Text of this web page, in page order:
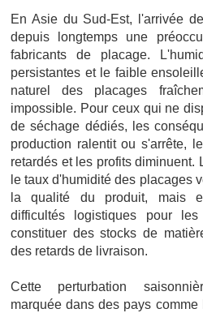
En Asie du Sud-Est, l'arrivée
depuis longtemps une
fabricants de placage.
persistantes et le faible
naturel des placages
impossible. Pour ceux qui ne
de séchage dédiés, les
production ralentit ou s'arrête,
retardés et les profits diminuent.
le taux d'humidité des placages
la qualité du produit, mais
difficultés logistiques pour
constituer des stocks de
des retards de livraison.
Cette perturbation
marquée dans des pays